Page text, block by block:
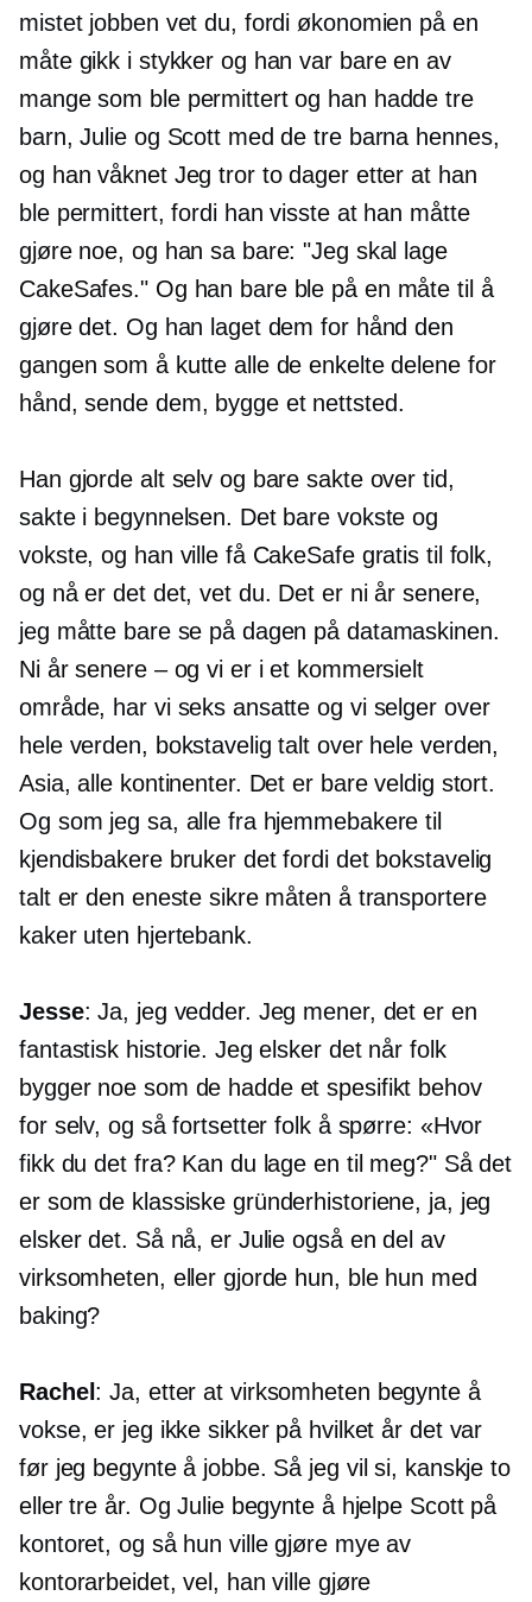
mistet jobben vet du, fordi økonomien på en
måte gikk i stykker og han var bare en av
mange som ble permittert og han hadde tre
barn, Julie og Scott med de tre barna hennes,
og han våknet Jeg tror to dager etter at han
ble permittert, fordi han visste at han måtte
gjøre noe, og han sa bare: "Jeg skal lage
CakeSafes." Og han bare ble på en måte til å
gjøre det. Og han laget dem for hånd den
gangen som å kutte alle de enkelte delene for
hånd, sende dem, bygge et nettsted.
Han gjorde alt selv og bare sakte over tid,
sakte i begynnelsen. Det bare vokste og
vokste, og han ville få CakeSafe gratis til folk,
og nå er det det, vet du. Det er ni år senere,
jeg måtte bare se på dagen på datamaskinen.
Ni år senere – og vi er i et kommersielt
område, har vi seks ansatte og vi selger over
hele verden, bokstavelig talt over hele verden,
Asia, alle kontinenter. Det er bare veldig stort.
Og som jeg sa, alle fra hjemmebakere til
kjendisbakere bruker det fordi det bokstavelig
talt er den eneste sikre måten å transportere
kaker uten hjertebank.
Jesse: Ja, jeg vedder. Jeg mener, det er en
fantastisk historie. Jeg elsker det når folk
bygger noe som de hadde et spesifikt behov
for selv, og så fortsetter folk å spørre: «Hvor
fikk du det fra? Kan du lage en til meg?" Så det
er som de klassiske gründerhistoriene, ja, jeg
elsker det. Så nå, er Julie også en del av
virksomheten, eller gjorde hun, ble hun med
baking?
Rachel : Ja, etter at virksomheten begynte å
vokse, er jeg ikke sikker på hvilket år det var
før jeg begynte å jobbe. Så jeg vil si, kanskje to
eller tre år. Og Julie begynte å hjelpe Scott på
kontoret, og så hun ville gjøre mye av
kontorarbeidet, vel, han ville gjøre